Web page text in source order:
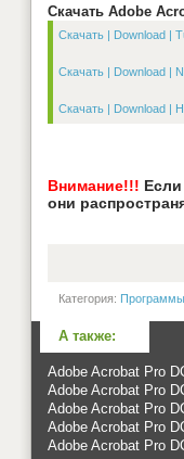
Скачать Adobe
Скачать | Download |
Скачать | Download |
Скачать | Download |
Внимание!!!
они
Категория: Программы
А также:
Adobe Acrobat Pro
Adobe Acrobat Pro
Adobe Acrobat Pro
Adobe Acrobat Pro
Adobe Acrobat Pro